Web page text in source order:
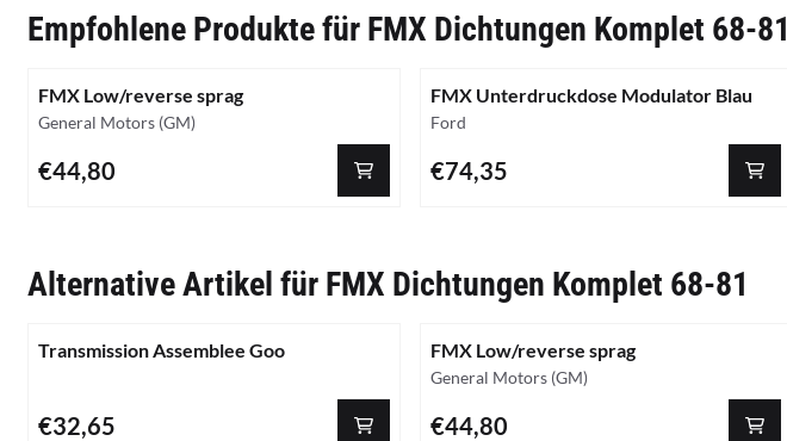
Empfohlene Produkte für FMX Dichtungen Komplet 68-81
FMX Low/reverse sprag
Marke:
General Motors (GM)
Preis: 44,80
€44,80
FMX Unterdruckdose Modulator Blau
Marke:
Ford
Preis: 74,35
€74,35
Alternative Artikel für FMX Dichtungen Komplet 68-81
Transmission Assemblee Goo
Preis: 32,65
€32,65
FMX Low/reverse sprag
Marke:
General Motors (GM)
Preis: 44,80
€44,80